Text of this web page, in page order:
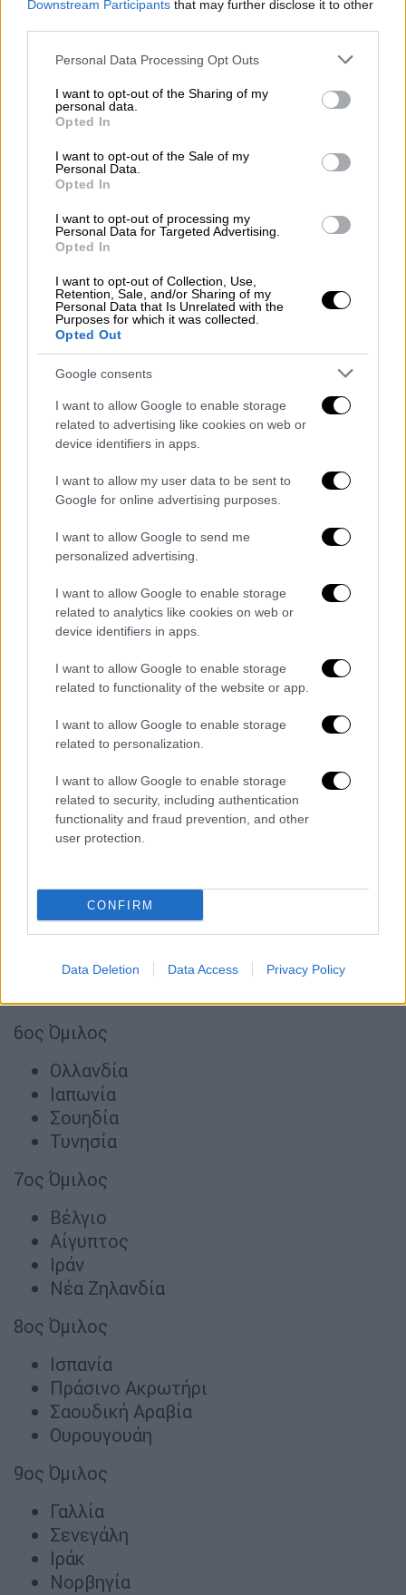
Downstream Participants that may further disclose it to other
Please note that this website/app uses one or more Google
not limited to your visit or usage behaviour. You may click to
grant or deny consent to Google and its third-party tags to
use your data for below specified purposes in below Google
consent section.
Personal Data Processing Opt Outs
I want to opt-out of the Sharing of my
personal data.
Opted In
I want to opt-out of the Sale of my
Personal Data.
Opted In
I want to opt-out of processing my
Personal Data for Targeted Advertising.
Opted In
I want to opt-out of Collection, Use,
Retention, Sale, and/or Sharing of my
Personal Data that Is Unrelated with the
Purposes for which it was collected.
Opted Out
Google consents
I want to allow Google to enable storage
related to advertising like cookies on web or
device identifiers in apps.
I want to allow my user data to be sent to
Google for online advertising purposes.
I want to allow Google to send me
personalized advertising.
I want to allow Google to enable storage
related to analytics like cookies on web or
device identifiers in apps.
I want to allow Google to enable storage
related to functionality of the website or app.
I want to allow Google to enable storage
related to personalization.
I want to allow Google to enable storage
related to security, including authentication
functionality and fraud prevention, and other
user protection.
CONFIRM
Data Deletion Data Access Privacy Policy
Μουντιάλ 2026 συμπληρώθηκε οριστικά, με
δύο χώρες να γράφουν ιστορία και να
επιστρέφουν στο κορυφαίο επίπεδο έπειτα
από δεκαετίες αναμονής.
Το Ιράκ θα είναι στον ίδιο όμιλο με Γαλλία,
Νορβηγία και Σενεγάλη, ενώ το Κονγκό με
Πορτογαλία, Κολομβία και Ουζμπεκιστάν.
Οι 12 όμιλοι του Μουντιάλ 2026
1ος Όμιλος
Μεξικό
Νότια Αφρική
Νότια Κορέα
Τσεχία
2ος Όμιλος
Καναδάς
Βοσνία / Ερζεγοβίνη
Κατάρ
Ελβετία
3ος Όμιλος
Βραζιλία
Αϊτή
4ος Όμιλος
ΗΠΑ
Παραγουάη
Αυστραλία
Τουρκία
5ος Όμιλος
Γερμανία
Ακτή Ελεφαντοστού
6ος Όμιλος
Ολλανδία
Ιαπωνία
Σουηδία
Τυνησία
7ος Όμιλος
Βέλγιο
Αίγυπτος
Ιράν
Νέα Ζηλανδία
8ος Όμιλος
Ισπανία
Πράσινο Ακρωτήρι
Σαουδική Αραβία
Ουρουγουάη
9ος Όμιλος
Γαλλία
Σενεγάλη
Ιράκ
Νορβηγία